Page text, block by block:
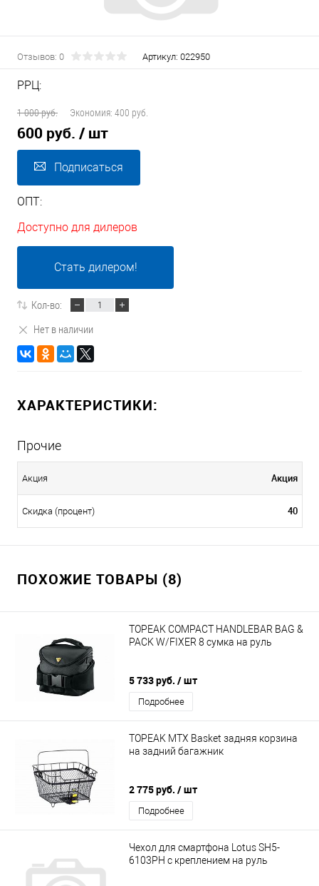
Отзывов: 0 Артикул: 022950
РРЦ:
1 000 руб.
Экономия: 400 руб.
600 руб. / шт
Подписаться
ОПТ:
Доступно для дилеров
Стать дилером!
Кол-во:
Нет в наличии
ХАРАКТЕРИСТИКИ:
Прочие
Акция Акция
Скидка (процент) 40
ПОХОЖИЕ ТОВАРЫ (8)
TOPEAK COMPACT HANDLEBAR BAG &
PACK W/FIXER 8 сумка на руль
5 733 руб. / шт
Подробнее
TOPEAK MTX Basket задняя корзина
на задний багажник
2 775 руб. / шт
Подробнее
Чехол для смартфона Lotus SH5-
6103PH с креплением на руль